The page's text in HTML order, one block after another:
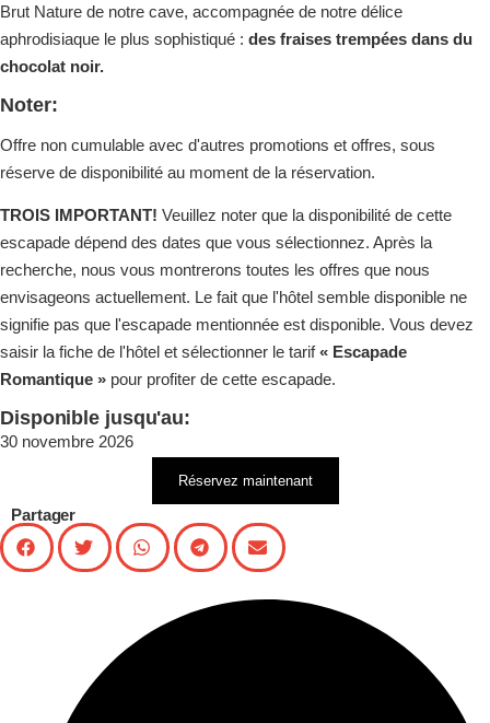
Brut Nature de notre cave, accompagnée de notre délice
aphrodisiaque le plus sophistiqué : des fraises trempées dans du
chocolat noir.
Noter:
Offre non cumulable avec d'autres promotions et offres, sous
réserve de disponibilité au moment de la réservation.
TROIS IMPORTANT! Veuillez noter que la disponibilité de cette
escapade dépend des dates que vous sélectionnez. Après la
recherche, nous vous montrerons toutes les offres que nous
envisageons actuellement. Le fait que l'hôtel semble disponible ne
signifie pas que l'escapade mentionnée est disponible. Vous devez
saisir la fiche de l'hôtel et sélectionner le tarif« Escapade
Romantique » pour profiter de cette escapade.
Disponible jusqu'au:
30 novembre 2026
Réservez maintenant
Partager